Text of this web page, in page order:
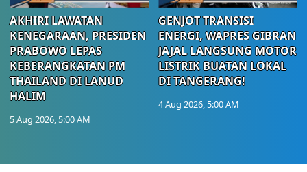
AKHIRI LAWATAN
KENEGARAAN, PRESIDEN
PRABOWO LEPAS
KEBERANGKATAN PM
THAILAND DI LANUD
HALIM
5 Aug 2026, 5:00 AM
GENJOT TRANSISI
ENERGI, WAPRES GIBRAN
JAJAL LANGSUNG MOTOR
LISTRIK BUATAN LOKAL
DI TANGERANG!
4 Aug 2026, 5:00 AM